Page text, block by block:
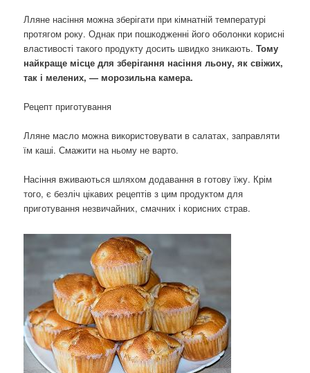
Лляне насіння можна зберігати при кімнатній температурі
протягом року. Однак при пошкодженні його оболонки корисні
властивості такого продукту досить швидко зникають.Тому
найкраще місце для зберігання насіння льону, як свіжих,
так і мелених, — морозильна камера.
Рецепт приготування
Лляне масло можна використовувати в салатах, заправляти
їм каші. Смажити на ньому не варто.
Насіння вживаються шляхом додавання в готову їжу. Крім
того, є безліч цікавих рецептів з цим продуктом для
приготування незвичайних, смачних і корисних страв.